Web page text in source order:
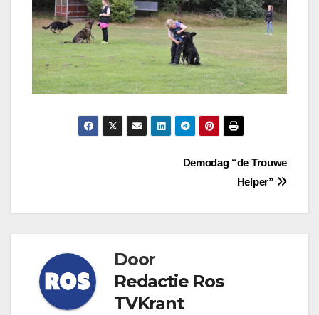
Demodag “de Trouwe
Helper”
Door
Redactie Ros
TVKrant